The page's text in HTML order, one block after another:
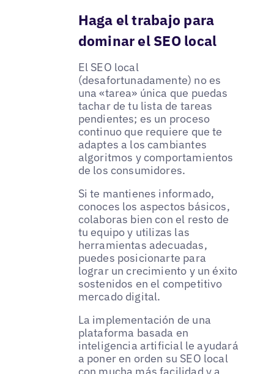
Haga el trabajo para
dominar el SEO local
El SEO local
(desafortunadamente) no es
una «tarea» única que puedas
tachar de tu lista de tareas
pendientes; es un proceso
continuo que requiere que te
adaptes a los cambiantes
algoritmos y comportamientos
de los consumidores.
Si te mantienes informado,
conoces los aspectos básicos,
colaboras bien con el resto de
tu equipo y utilizas las
herramientas adecuadas,
puedes posicionarte para
lograr un crecimiento y un éxito
sostenidos en el competitivo
mercado digital.
La implementación de una
plataforma basada en
inteligencia artificial le ayudará
a poner en orden su SEO local